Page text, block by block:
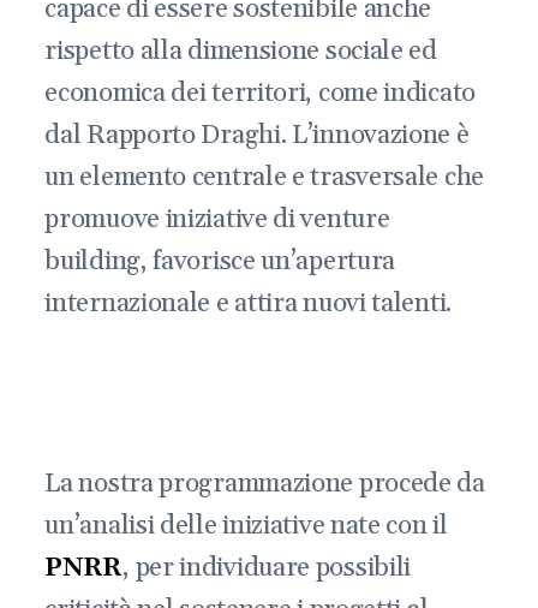
capace di essere sostenibile anche
rispetto alla dimensione sociale ed
economica dei territori, come indicato
dal Rapporto Draghi. L’innovazione è
un elemento centrale e trasversale che
promuove iniziative di venture
building, favorisce un’apertura
internazionale e attira nuovi talenti.
La nostra programmazione procede da
un’analisi delle iniziative nate con il
PNRR, per individuare possibili